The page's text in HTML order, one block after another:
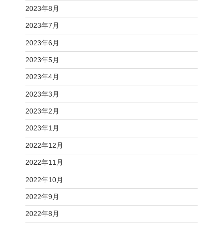
2023年8月
2023年7月
2023年6月
2023年5月
2023年4月
2023年3月
2023年2月
2023年1月
2022年12月
2022年11月
2022年10月
2022年9月
2022年8月